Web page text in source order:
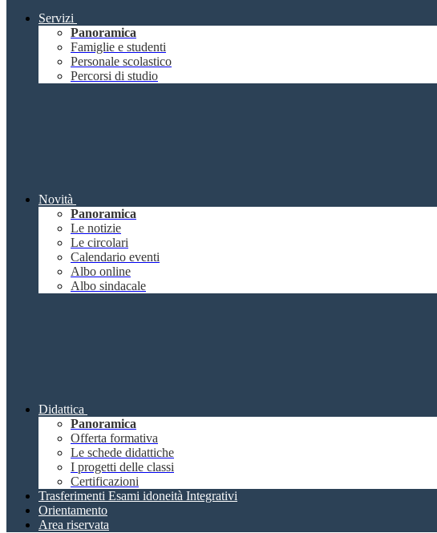
Servizi
Panoramica
Famiglie e studenti
Personale scolastico
Percorsi di studio
Novità
Panoramica
Le notizie
Le circolari
Calendario eventi
Albo online
Albo sindacale
Didattica
Panoramica
Offerta formativa
Le schede didattiche
I progetti delle classi
Certificazioni
Trasferimenti Esami idoneità Integrativi
Orientamento
Area riservata